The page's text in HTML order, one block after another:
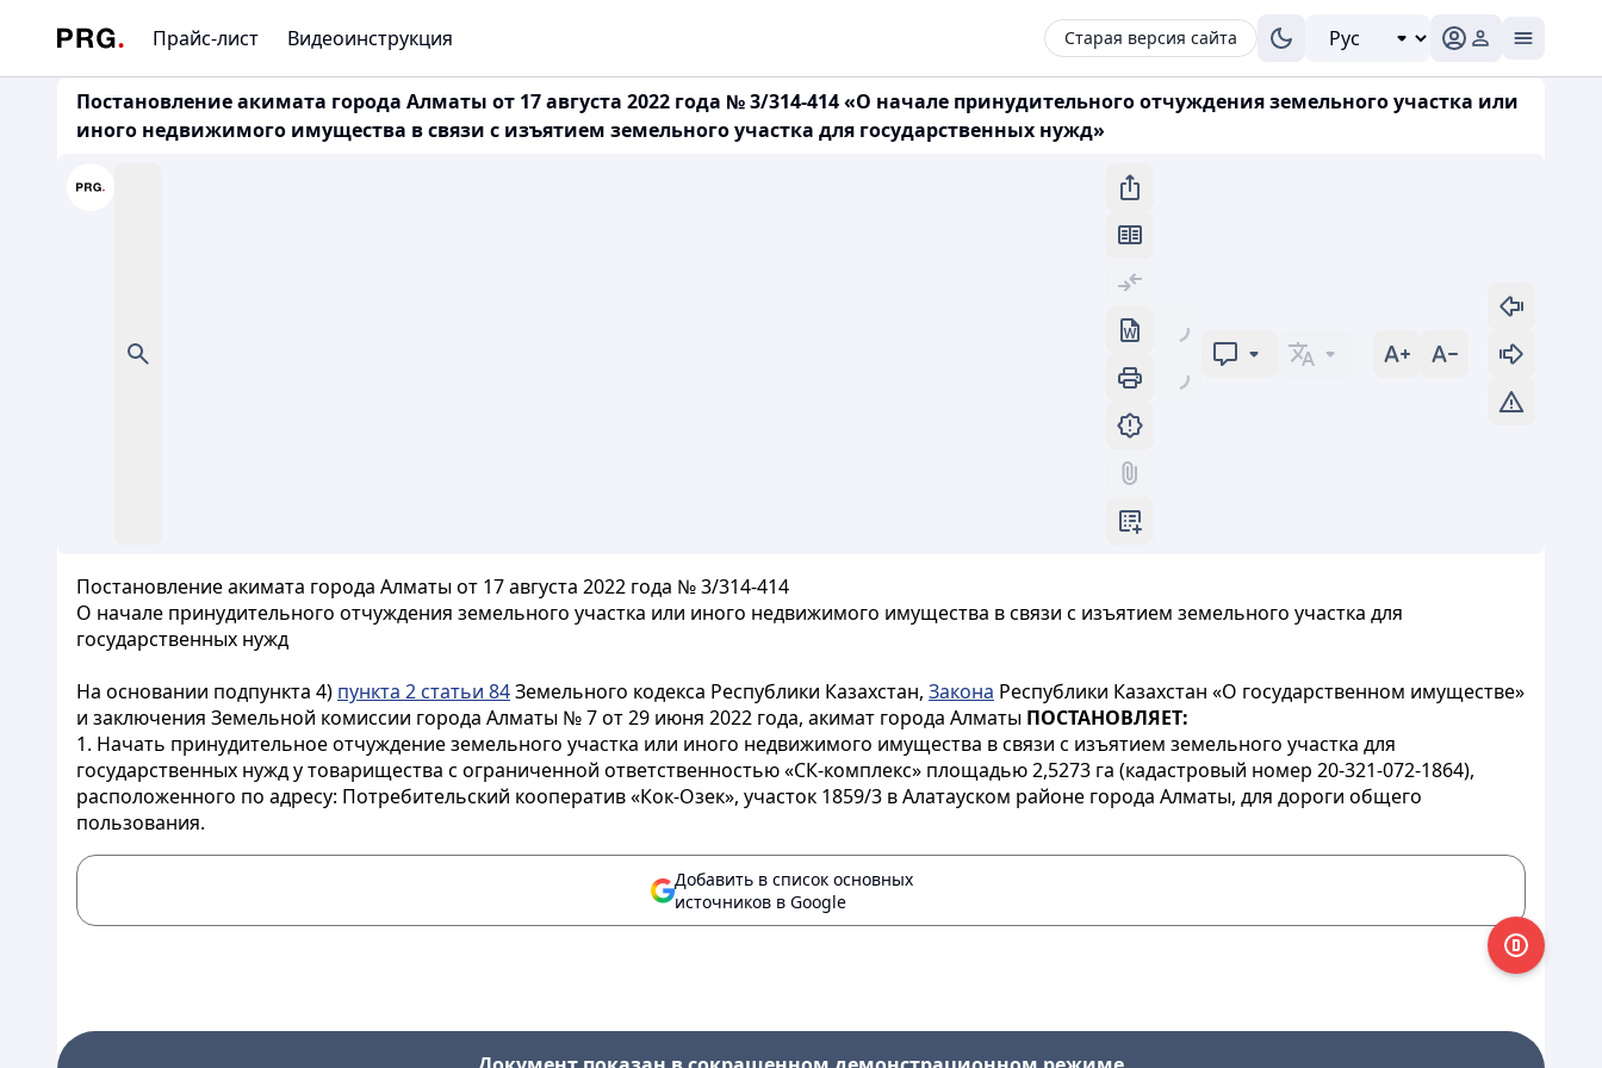
Прайс-лист Видеоинструкция Старая версия сайта
Постановление акимата города Алматы от 17 августа 2022 года № 3/314-414 «О начале принудительного отчуждения земельного участка или
иного недвижимого имущества в связи с изъятием земельного участка для государственных нужд»
Постановление акимата города Алматы от 17 августа 2022 года № 3/314-414
О начале принудительного отчуждения земельного участка или иного недвижимого имущества в связи с изъятием земельного участка для
государственных нужд
На основании подпункта 4) пункта 2 статьи 84Земельного кодекса Республики Казахстан, Закона Республики Казахстан «О государственном имуществе»
и заключения Земельной комиссии города Алматы № 7 от 29 июня 2022 года, акимат города Алматы ПОСТАНОВЛЯЕТ:
1. Начать принудительное отчуждение земельного участка или иного недвижимого имущества в связи с изъятием земельного участка для
государственных нужд у товарищества с ограниченной ответственностью «СК-комплекс» площадью 2,5273 га (кадастровый номер 20-321-072-1864),
расположенного по адресу: Потребительский кооператив «Кок-Озек», участок 1859/3 в Алатауском районе города Алматы, для дороги общего
пользования.
Добавить в список основных
источников в Google